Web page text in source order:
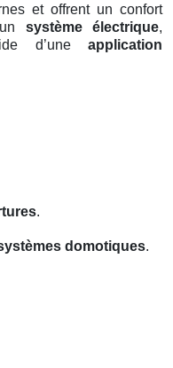
et offrent un confort
système électrique,
d’une application
.
domotiques.